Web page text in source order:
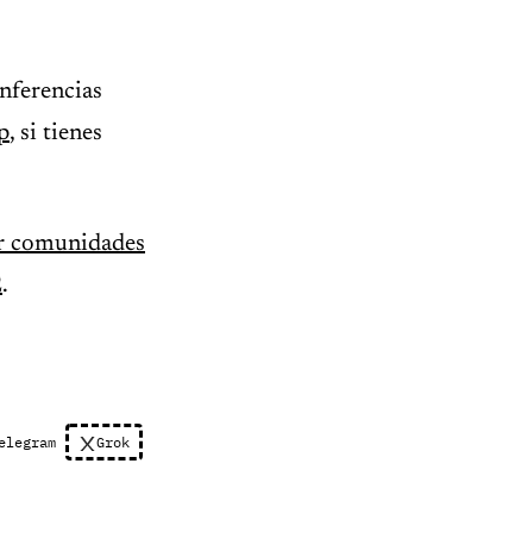
, si tienes
comunidades
.
Grok